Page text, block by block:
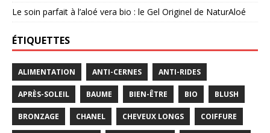
Le soin parfait à l’aloé vera bio : le Gel Originel de NaturAloé
ÉTIQUETTES
ALIMENTATION ANTI-CERNES ANTI-RIDES
APRÈS-SOLEIL BAUME BIEN-ÊTRE BIO BLUSH
BRONZAGE CHANEL CHEVEUX LONGS COIFFURE